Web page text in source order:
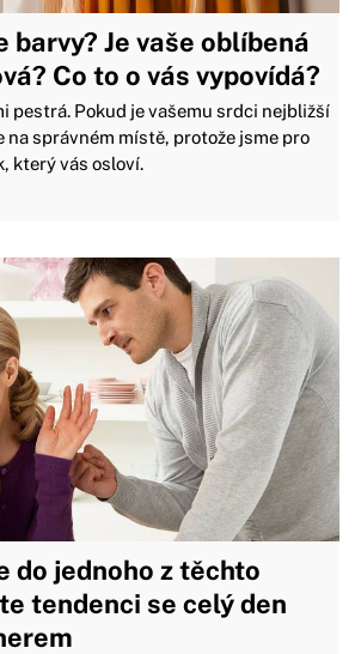
barvy? Je vaše oblíbená
Co to o vás vypovídá?
pestrá. Pokud je vašemu srdci nejbližší
na správném místě, protože jsme pro
který vás osloví.
do jednoho z těchto
tendenci se celý den